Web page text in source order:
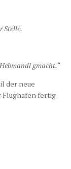
Stelle.
gmacht.“
der neue
Flughafen fertig